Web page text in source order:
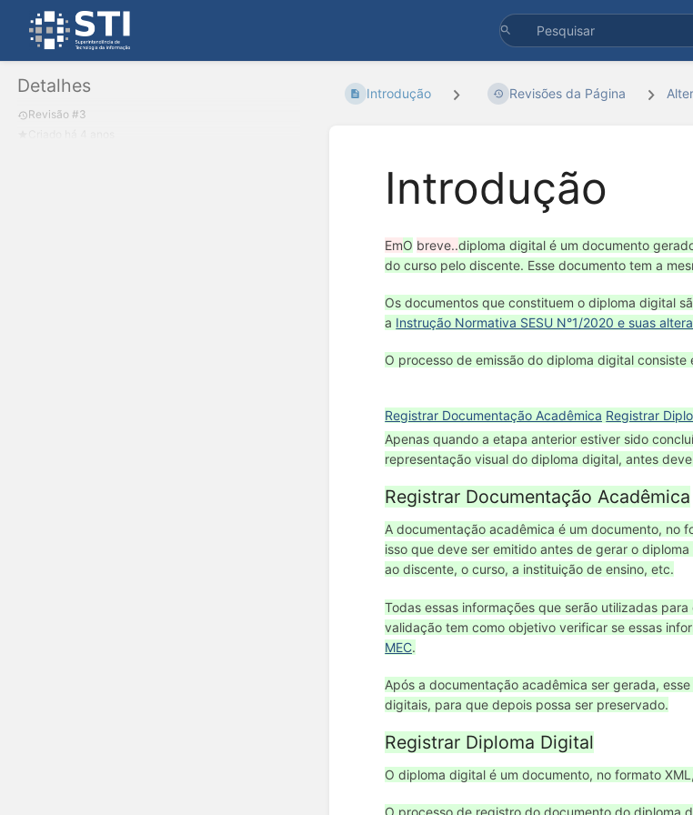
Detalhes
Revisão #3
Introdução Revisões da Página
Introdução
EmO breve..diploma digital é um documento
do curso pelo discente. Esse documento tem a
Os documentos que constituem o diploma digital
a Instrução Normativa SESU N°1/2020 e suas
O processo de emissão do diploma digital
Registrar Documentação Acadêmica Registrar
Apenas quando a etapa anterior estiver sido
representação visual do diploma digital, antes
Registrar Documentação Acadêmica
A documentação acadêmica é um documento, no
isso que deve ser emitido antes de gerar o
ao discente, o curso, a instituição de ensino, etc.
Todas essas informações que serão utilizadas
validação tem como objetivo verificar se essas
MEC.
Após a documentação acadêmica ser gerada,
digitais, para que depois possa ser preservado.
Registrar Diploma Digital
O diploma digital é um documento, no formato